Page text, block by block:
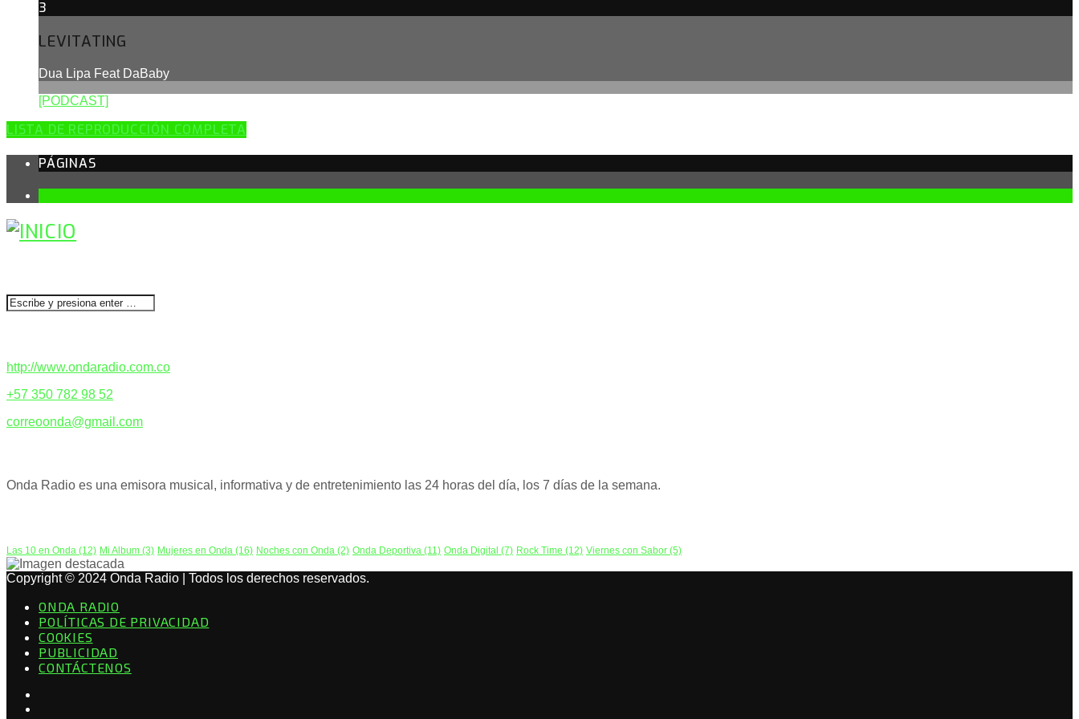
3
LEVITATING
Dua Lipa Feat DaBaby
[PODCAST]
LISTA DE REPRODUCCIÓN COMPLETA
PÁGINAS
http://www.ondaradio.com.co
+57 350 782 98 52
correoonda@gmail.com
Onda Radio es una emisora musical, informativa y de entretenimiento las 24 horas del día, los 7 días de la semana.
Las 10 en Onda (12) Mi Album (3) Mujeres en Onda (16) Noches con Onda (2) Onda Deportiva (11) Onda Digital (7) Rock Time (12) Viernes con Sabor (5)
Copyright © 2024 Onda Radio | Todos los derechos reservados.
ONDA RADIO
POLÍTICAS DE PRIVACIDAD
COOKIES
PUBLICIDAD
CONTÁCTENOS